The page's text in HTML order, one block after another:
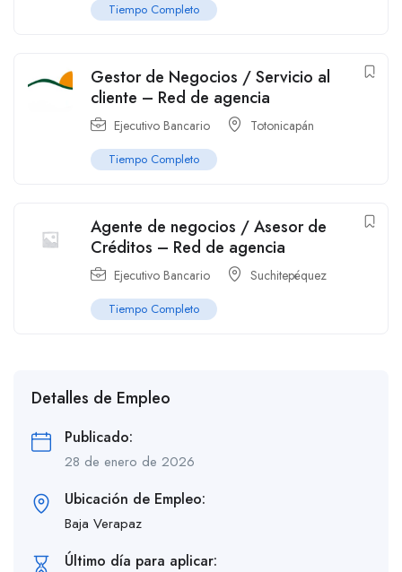
Tiempo Completo
Gestor de Negocios / Servicio al
cliente – Red de agencia
Ejecutivo Bancario Totonicapán
Tiempo Completo
Agente de negocios / Asesor de
Créditos – Red de agencia
Ejecutivo Bancario Suchitepéquez
Tiempo Completo
Detalles de Empleo
Publicado:
28 de enero de 2026
Ubicación de Empleo:
Baja Verapaz
Último día para aplicar: